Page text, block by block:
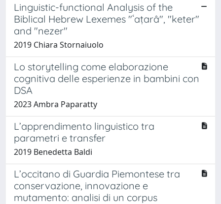
Linguistic-functional Analysis of the
Biblical Hebrew Lexemes "ʿaṭarâ", "keter"
and "nezer"
2019 Chiara Stornaiuolo
Lo storytelling come elaborazione
cognitiva delle esperienze in bambini con
DSA
2023 Ambra Paparatty
L’apprendimento linguistico tra
parametri e transfer
2019 Benedetta Baldi
L’occitano di Guardia Piemontese tra
conservazione, innovazione e
mutamento: analisi di un corpus